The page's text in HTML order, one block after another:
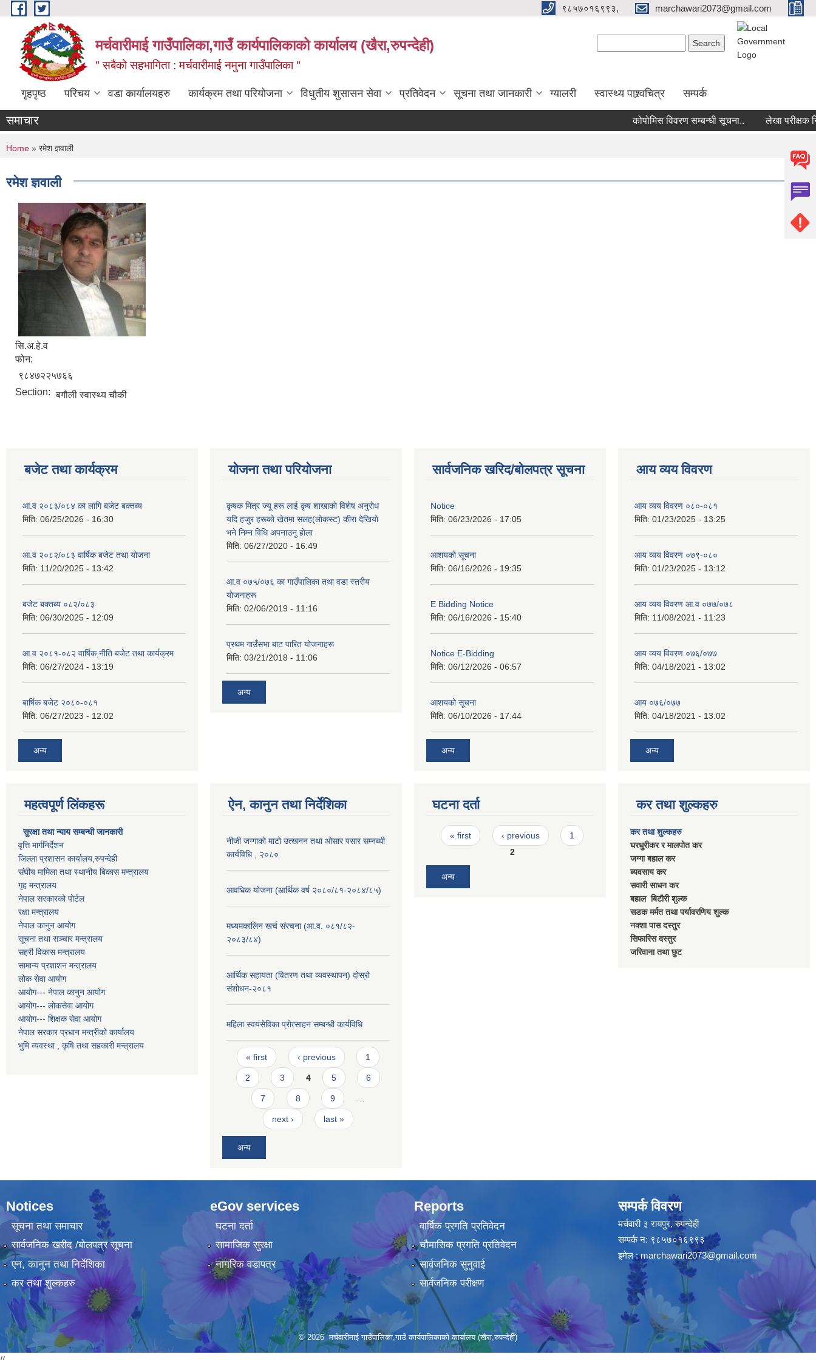
Skip to main content ९८५७०१६९९३, marchawari2073@gmail.com
मर्चवारीमाई गाउँपालिका,गाउँ कार्यपालिकाको कार्यालय (खैरा,रुपन्देही)
" सबैको सहभागिता : मर्चवारीमाई नमुना गाउँपालिका "
गृहपृष्ठ परिचय वडा कार्यालयहरु कार्यक्रम तथा परियोजना विधुतीय शुसासन सेवा प्रतिवेदन सूचना तथा जानकारी ग्यालरी स्वास्थ्य पाश्र्वचित्र सम्पर्क
समाचार कोपोमिस विवरण सम्बन्धी सूचना.. लेखा परीक्षक
You are here
Home » रमेश ज्ञवाली
रमेश ज्ञवाली
सि.अ.हे.व
फोन:
९८४७२२५७६६
Section: बगौली स्वास्थ्य चौकी
बजेट तथा कार्यक्रम
आ.व २०८३/०८४ का लागि बजेट बक्तब्य
मिति: 06/25/2026 - 16:30
आ.व २०८२/०८३ वार्षिक बजेट तथा योजना
मिति: 11/20/2025 - 13:42
बजेट बक्तब्य ०८२/०८३
मिति: 06/30/2025 - 12:09
आ.व २०८१-०८२ वार्षिक,नीति बजेट तथा कार्यक्रम
मिति: 06/27/2024 - 13:19
बार्षिक बजेट २०८०-०८१
मिति: 06/27/2023 - 12:02
अन्य
योजना तथा परियोजना
कृषक मित्र ज्यू हरू लाई कृष शाखाकाे विशेष अनुराेध
यदि हजुर हरूकाे खेतमा सलह(लाेकस्ट) कीरा देखियाे
भने निम्न विधि अपनाउनु हाेला
मिति: 06/27/2020 - 16:49
आ‍.व ०७५/०७६ का गाउँपालिका तथा वडा स्तरीय
याेजनाहरू
मिति: 02/06/2019 - 11:16
प्रथम गाउँसभा बाट पारित याेजनाहरू
मिति: 03/21/2018 - 11:06
अन्य
सार्वजनिक खरिद/बोलपत्र सूचना
Notice
मिति: 06/23/2026 - 17:05
आशयको सूचना
मिति: 06/16/2026 - 19:35
E Bidding Notice
मिति: 06/16/2026 - 15:40
Notice E-Bidding
मिति: 06/12/2026 - 06:57
आशयको सूचना
मिति: 06/10/2026 - 17:44
अन्य
आय व्यय विवरण
आय व्यय विवरण ०८०-०८१
मिति: 01/23/2025 - 13:25
आय व्यय विवरण ०७९-०८०
मिति: 01/23/2025 - 13:12
आय व्यय विवरण आ.व ०७७/०७८
मिति: 11/08/2021 - 11:23
आय व्यय विवरण ०७६/०७७
मिति: 04/18/2021 - 13:02
आय ०७६/०७७
मिति: 04/18/2021 - 13:02
अन्य
महत्वपूर्ण लिंकहरू
सुरक्षा तथा न्याय सम्बन्धी जानकारी
वृत्ति मार्गनिर्देशन
जिल्ला प्रशासन कार्यालय,रुपन्देही
संघीय मामिला तथा स्थानीय बिकास मन्त्रालय
गृह मन्त्रालय
नेपाल सरकारको पोर्टल
रक्षा मन्त्रालय
नेपाल कानुन आयोग
सूचना तथा सञ्चार मन्त्रालय
सहरी विकास मन्त्रालय
सामान्य प्रशाशन मन्त्रालय
लोक सेवा आयोग
आयोग--- नेपाल कानुन आयोग
आयोग--- लोकसेवा आयोग
आयोग--- शिक्षक सेवा आयोग
नेपाल सरकार प्रधान मन्त्रीको कार्यालय
भुमि व्यवस्था , कृषि तथा सहकारी मन्त्रालय
ऐन, कानुन तथा निर्देशिका
नीजी जग्गाको माटो उत्खनन तथा ओसार पसार सम्नब्धी
कार्यविधि , २०८०
आवधिक योजना (आर्थिक वर्ष २०८०/८१-२०८४/८५)
मध्यमकालिन खर्च संरचना (आ.व. ०८१/८२-
२०८३/८४)
आर्थिक सहायता (वितरण तथा व्यवस्थापन) दोस्रो
संशोधन-२०८१
महिला स्वयंसेविका प्रोत्साहन सम्बन्धी कार्यविधि
Pages
« first ‹ previous 1
2 3 4 5 6
7 8 9
next › last »
अन्य
घटना दर्ता
Pages
« first ‹ previous
1
2
अन्य
कर तथा शुल्कहरु
कर तथा शुल्कहरु
घरधुरीकर र मालपाेत कर
जग्गा बहाल कर
ब्यवसाय कर
सवारी साधन कर
बहाल बिटाैरी शुल्क
सडक मर्मत तथा पर्यावरणिय शुल्क
नक्शा पास दस्तुर
सिफारिस दस्तुर
जरिवाना तथा छुट
Notices
सूचना तथा समाचार
सार्वजनिक खरीद /बोलपत्र सूचना
एन, कानुन तथा निर्देशिका
कर तथा शुल्कहरु
eGov services
घटना दर्ता
सामाजिक सुरक्षा
नागरिक वडापत्र
Reports
वार्षिक प्रगति प्रतिवेदन
चौमासिक प्रगति प्रतिवेदन
सार्वजनिक सुनुवाई
सार्वजनिक परीक्षण
सम्पर्क विवरण
मर्चवारी ३ रायपुर, रुपन्देही
सम्पर्क न: ९८५७०१६९९३
इमेल :marchawari2073@gmail.com
© 2026 मर्चवारीमाई गाउँपालिका,गाउँ कार्यपालिकाको कार्यालय (खैरा,रुपन्देही)